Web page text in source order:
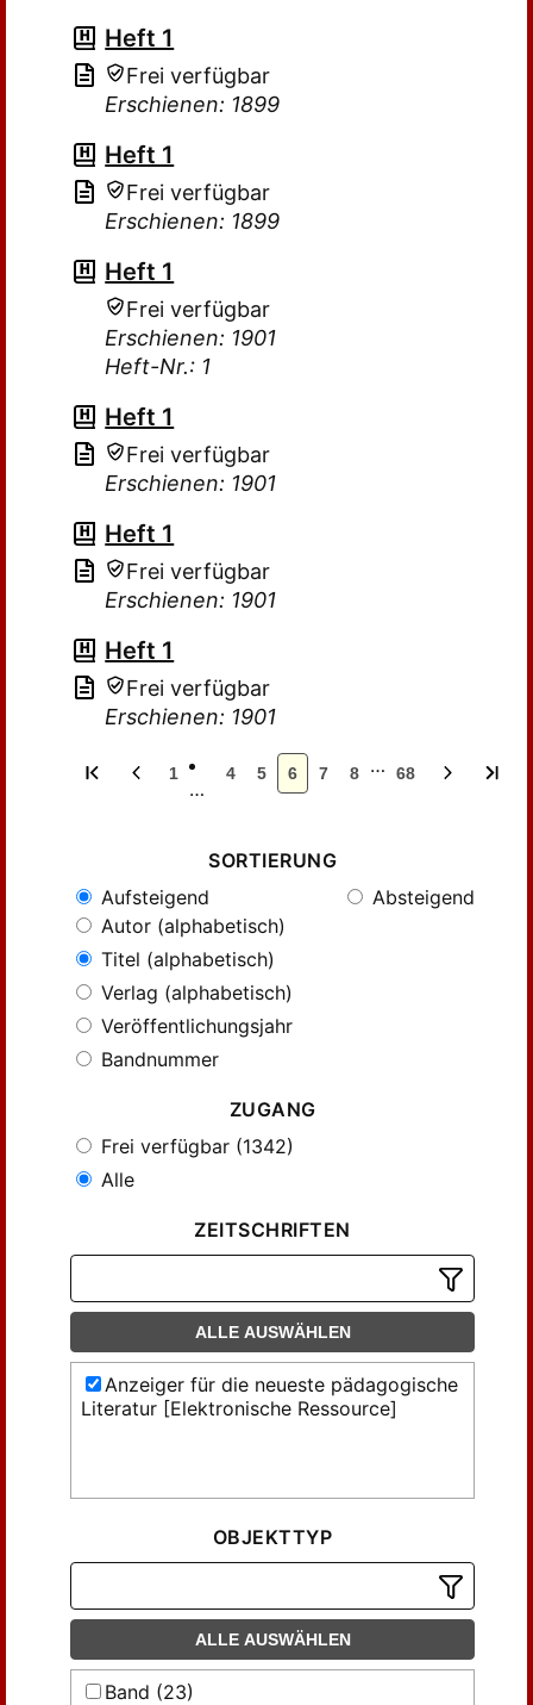
Heft 1
Frei verfügbar
Erschienen: 1899
Heft 1
Frei verfügbar
Erschienen: 1899
Heft 1
Frei verfügbar
Erschienen: 1901
Heft-Nr.: 1
Heft 1
Frei verfügbar
Erschienen: 1901
Heft 1
Frei verfügbar
Erschienen: 1901
Heft 1
Frei verfügbar
Erschienen: 1901
1
…
4 5 6 7 8 … 68
SORTIERUNG
Aufsteigend
Absteigend
Autor (alphabetisch)
Titel (alphabetisch)
Verlag (alphabetisch)
Veröffentlichungsjahr
Bandnummer
ZUGANG
Frei verfügbar (1342)
Alle
ZEITSCHRIFTEN
ALLE AUSWÄHLEN
Anzeiger für die neueste pädagogische
Literatur [Elektronische Ressource]
OBJEKTTYP
ALLE AUSWÄHLEN
Band (23)